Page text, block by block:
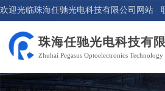
欢迎光临珠海任驰光电科技有限公司网站
珠海任驰光电科技有
Zhuhai Pegasus Optoelectronics Technology